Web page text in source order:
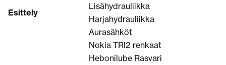
Esittely
Lisähydrauliikka
Harjahydrauliikka
Aurasähköt
Nokia TRI2 renkaat
Hebonilube Rasvari